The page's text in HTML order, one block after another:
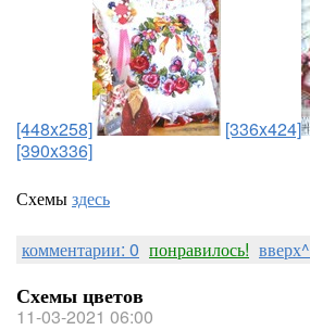
[448x258]
[336x424]
[390x336]
Схемыздесь
комментарии: 0 понравилось! вверх^
Схемы цветов
11-03-2021 06:00